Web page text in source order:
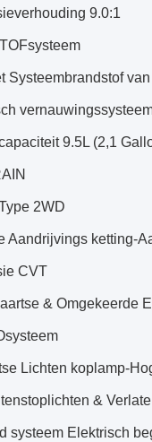
9.0:1
Systeembrandstof
9.5L (2,1
2WD
Aandrijvings ketting-
CVT
& Omgekeerde
Lichten koplamp-
&
systeem Elektrisch